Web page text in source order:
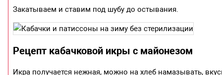
Закатываем и ставим под шубу до остывания.
Рецепт кабачковой икры с майонезом
Икра получается нежная, можно на хлеб намазывать,